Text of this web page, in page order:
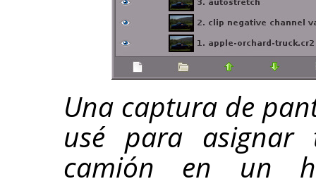
Una captura de
usé para
camión en un